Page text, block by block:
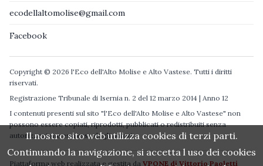
ecodellaltomolise@gmail.com
Facebook
Copyright © 2026 l'Eco dell'Alto Molise e Alto Vastese. Tutti i diritti
riservati.
Registrazione Tribunale di Isernia n. 2 del 12 marzo 2014 | Anno 12
I contenuti presenti sul sito "l'Eco dell'Alto Molise e Alto Vastese" non
possono essere copiati, riprodotti, pubblicati o redistribuiti senza
autorizzazione espressa degli autori.
Piattaforma web realizzata e gestita da VPONE di Vittorio Paoletti
Il nostro sito web utilizza cookies di terzi parti.
Continuando la navigazione, si accetta l uso dei cookies